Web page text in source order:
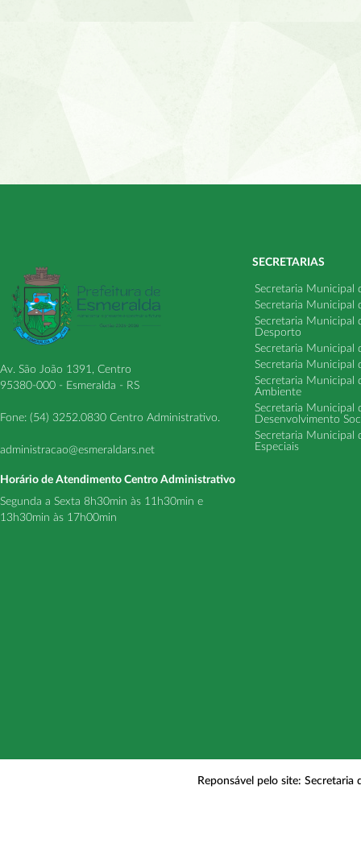
Av. São João 1391, Centro
95380-000 - Esmeralda - RS
Fone: (54) 3252.0830 Centro Administrativo.
administracao@esmeraldars.net
Horário de Atendimento Centro Administrativo
Segunda a Sexta 8h30min às 11h30min e
13h30min às 17h00min
SECRETARIAS
Secretaria Municipal
Secretaria Municipal
Secretaria Municipal
Desporto
Secretaria Municipal
Secretaria Municipal
Secretaria Municipal
Ambiente
Secretaria Municipal
Desenvolvimento
Secretaria Municipal
Especiais
Reponsável pelo site: